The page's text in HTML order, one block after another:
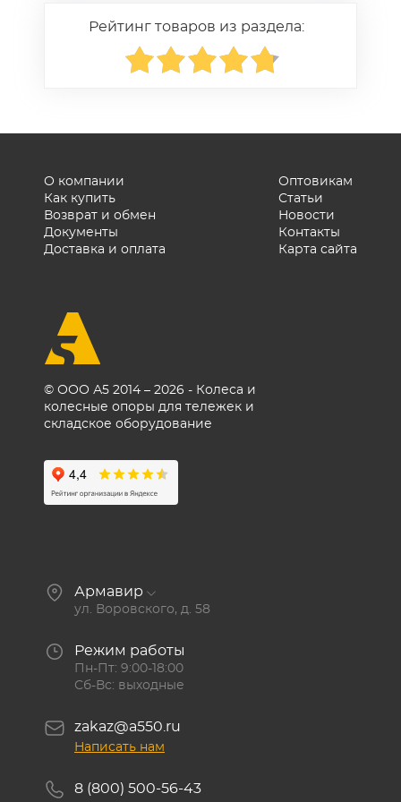
движением убедитесь, что
уклонах удерживайте
электричества (серверные,
производство электроники)
выбирайте
Ом или антистатические
менее 10⁷ Ом.
Рейтинг товаров из раздела:
© ООО А5 2014 – 2026 - Колеса и
колесные опоры для тележек и
складское оборудование
О компании
Как купить
Возврат и обмен
Документы
Доставка и оплата
Оптовикам
Статьи
Новости
Контакты
Карта сайта
Армавир
ул. Воровского, д. 58
Режим работы
Пн-Пт: 9:00-18:00
Сб-Вс: выходные
zakaz@a550.ru
Написать нам
8 (800) 500-56-43